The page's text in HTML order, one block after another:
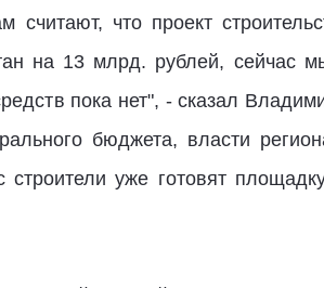
что проект
на 13 млрд. рублей, сейчас
пока нет", - сказал
бюджета, власти
уже готовят